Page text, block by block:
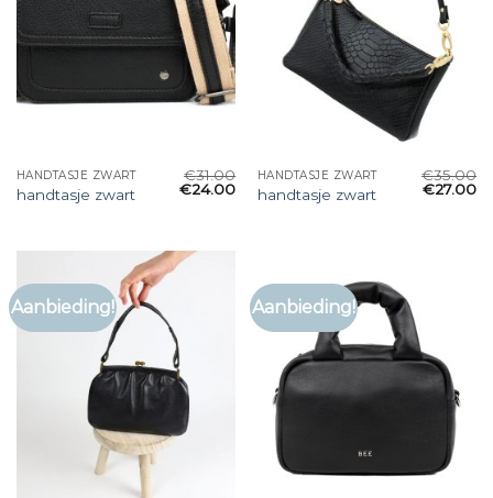
HANDTASJE ZWART
handtasje zwart
€31.00
€24.00
HANDTASJE ZWART
handtasje zwart
€35.00
€27.00
Aanbieding! Aanbieding!